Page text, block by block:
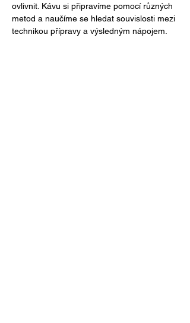
ovlivnit. Kávu si připravíme pomocí různých
metod a naučíme se hledat souvislosti mezi
technikou přípravy a výsledným nápojem.